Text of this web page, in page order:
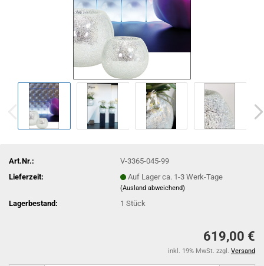
Art.Nr.:
V-3365-045-99
Lieferzeit:
Auf Lager ca. 1-3 Werk-Tage
(Ausland abweichend)
Lagerbestand: 1Stück
619,00 €
inkl. 19% MwSt. zzgl. Versand